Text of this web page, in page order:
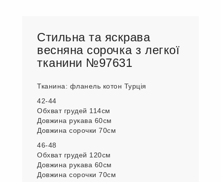
Стильна та яскрава
весняна сорочка з легкої
тканини №97631
Тканина: фланель котон Турція
42-44
Обхват грудей 114см
Довжина рукава 60см
Довжина сорочки 70см
46-48
Обхват грудей 120см
Довжина рукава 60см
Довжина сорочки 70см